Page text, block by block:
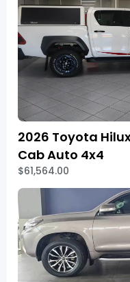
2026 Toyota
Cab Auto 4x4
$61,564.00